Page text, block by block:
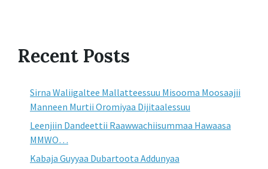
Recent Posts
Sirna Waliigaltee Mallatteessuu Misooma Moosaajii
Manneen Murtii Oromiyaa Dijitaalessuu
Leenjiin Dandeettii Raawwachiisummaa Hawaasa
MMWO…
Kabaja Guyyaa Dubartoota Addunyaa